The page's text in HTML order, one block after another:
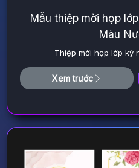
Mẫu thiệp mời họp
Màu
Thiệp mời họp lớp kỷ
Xem trước